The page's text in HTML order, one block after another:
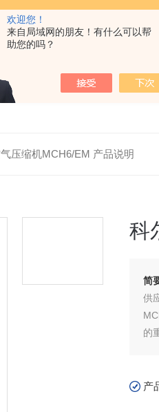
欢迎您！
来自局域网的朋友！有什么可以帮
助您的吗？
压缩机MCH6/EM 产品说明
科
简
供
的
产